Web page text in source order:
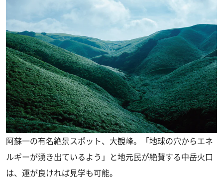
阿蘇一の有名絶景スポット、大観峰。「地球の穴からエネ
ルギーが湧き出ているよう」と地元民が絶賛する中岳火口
は、運が良ければ見学も可能。